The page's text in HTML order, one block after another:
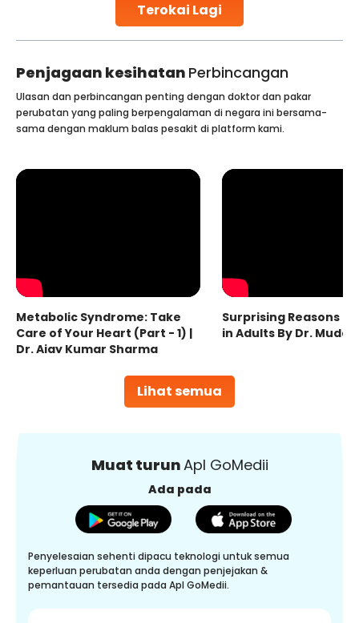
Terokai Lagi
Penjagaan kesihatan Perbincangan
Lihat semua
Ulasan dan perbincangan penting dengan doktor dan pakar
perubatan yang paling berpengalaman di negara ini bersama-
sama dengan maklum balas pesakit di platform kami.
Metabolic Syndrome: Take
Care of Your Heart (Part - 1) |
Dr. Ajay Kumar Sharma
Surprising Reasons
in Adults By Dr.
Muat turunApl GoMedii
Ada pada
Penyelesaian sehenti dipacu teknologi untuk semua
keperluan perubatan anda dengan penjejakan &
pemantauan tersedia pada Apl GoMedii.